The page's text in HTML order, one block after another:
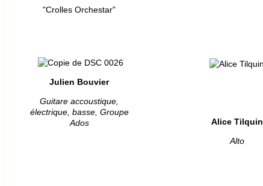
"Crolles Orchestar"
Julien Bouvier
Guitare accoustique,
électrique, basse, Groupe
Ados
Alice Tilquin
Alto